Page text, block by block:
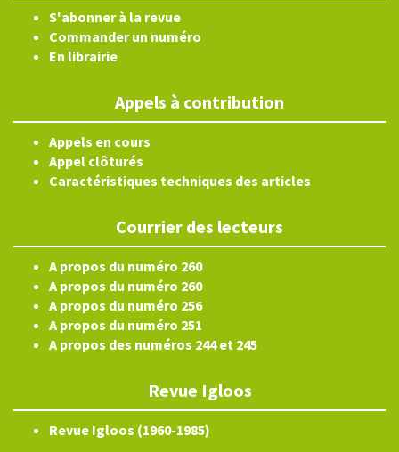
S'abonner à la revue
Commander un numéro
En librairie
Appels à contribution
Appels en cours
Appel clôturés
Caractéristiques techniques des articles
Courrier des lecteurs
A propos du numéro 260
A propos du numéro 260
A propos du numéro 256
A propos du numéro 251
A propos des numéros 244 et 245
Revue Igloos
Revue Igloos (1960-1985)